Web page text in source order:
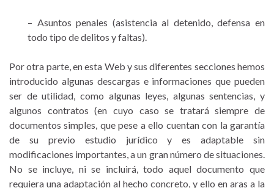
– Asuntos penales (asistencia al detenido, defensa en
todo tipo de delitos y faltas).
Por otra parte, en esta Web y sus diferentes secciones hemos
introducido algunas descargas e informaciones que pueden
ser de utilidad, como algunas leyes, algunas sentencias, y
algunos contratos (en cuyo caso se tratará siempre de
documentos simples, que pese a ello cuentan con la garantía
de su previo estudio jurídico y es adaptable sin
modificaciones importantes, a un gran número de situaciones.
No se incluye, ni se incluirá, todo aquel documento que
requiera una adaptación al hecho concreto, y ello en aras a la